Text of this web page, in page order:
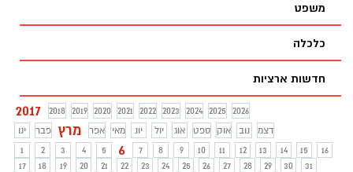
משפט
כלכלה
חדשות ארציות
2017 2018 2019 2020 2021 2022 2023 2024 2025
2026
ינו
פבר מרץ אפר מאי יונ יול אוג ספט אוק נוב
דצמ
1
2 3 4 5 6 7 8 9 10 11 12 13 14 15
16
17
18 19 20 21 22 23 24 25 26 27 28 29 30 31